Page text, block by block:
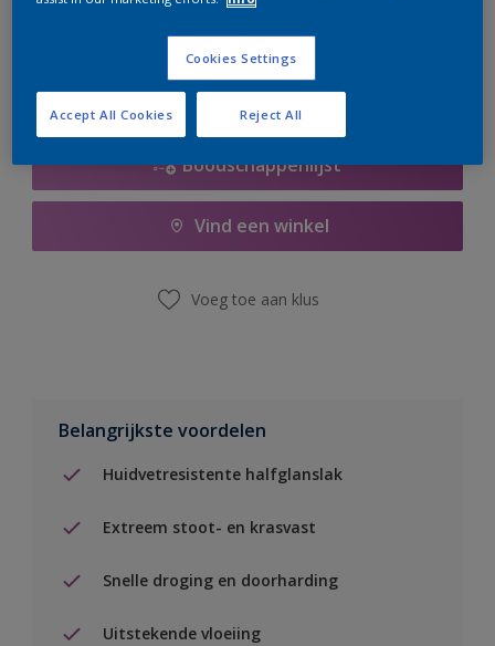
Boodschappenlijst
Vind een winkel
Voeg toe aan klus
Belangrijkste voordelen
Huidvetresistente halfglanslak
Extreem stoot- en krasvast
Snelle droging en doorharding
Uitstekende vloeiing
Cookies Settings
Reject All
Accept All Cookies